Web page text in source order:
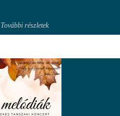
További részletek